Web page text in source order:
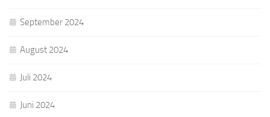
September 2024
August 2024
Juli 2024
Juni 2024